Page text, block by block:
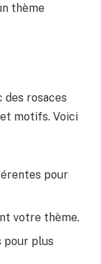
thème
des rosaces
motifs. Voici
pour
votre thème.
pour plus